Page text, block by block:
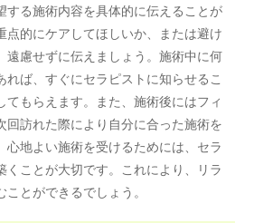
する施術内容を具体的に伝えることが
点的にケアしてほしいか、または避け
遠慮せずに伝えましょう。施術中に何
れば、すぐにセラピストに知らせるこ
てもらえます。また、施術後にはフィ
回訪れた際により自分に合った施術を
心地よい施術を受けるためには、セラ
くことが大切です。これにより、リラ
とができるでしょう。